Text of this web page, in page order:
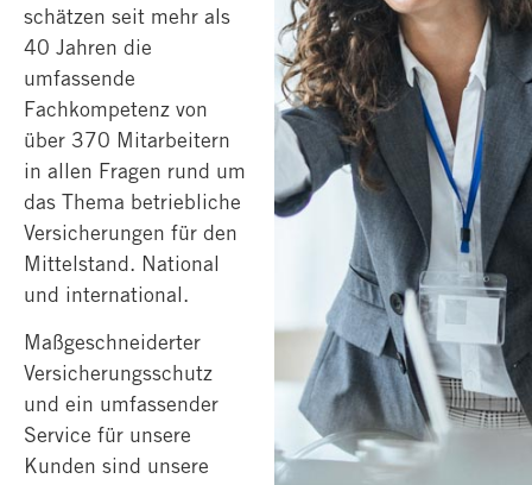
schätzen seit mehr als
40 Jahren die
umfassende
Fachkompetenz von
über 370 Mitarbeitern
in allen Fragen rund um
das Thema betriebliche
Versicherungen für den
Mittelstand. National
und international.
Maßgeschneiderter
Versicherungsschutz
und ein umfassender
Service für unsere
Kunden sind unsere